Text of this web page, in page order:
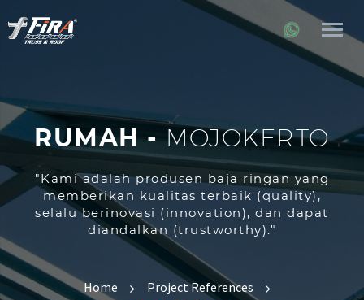
RUMAH -MOJOKERTO
"Kami adalah produsen baja ringan yang
memberikan kualitas terbaik (quality),
selalu berinovasi (innovation), dan dapat
diandalkan (trustworthy)."
Home
Project References